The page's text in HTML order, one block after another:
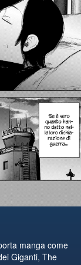
manga come
Giganti, The